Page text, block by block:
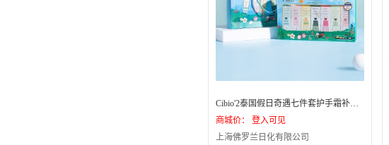
Cibio'2泰国假日奇遇七件套护手霜补水保湿便携护手霜伴手礼-20盒
商城价： 登入可见
上海佛罗兰日化有限公司